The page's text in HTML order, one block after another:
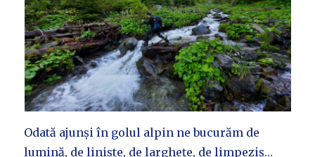
Odată ajunși în golul alpin ne bucurăm de
lumină, de liniște, de larghețe, de limpeziș…